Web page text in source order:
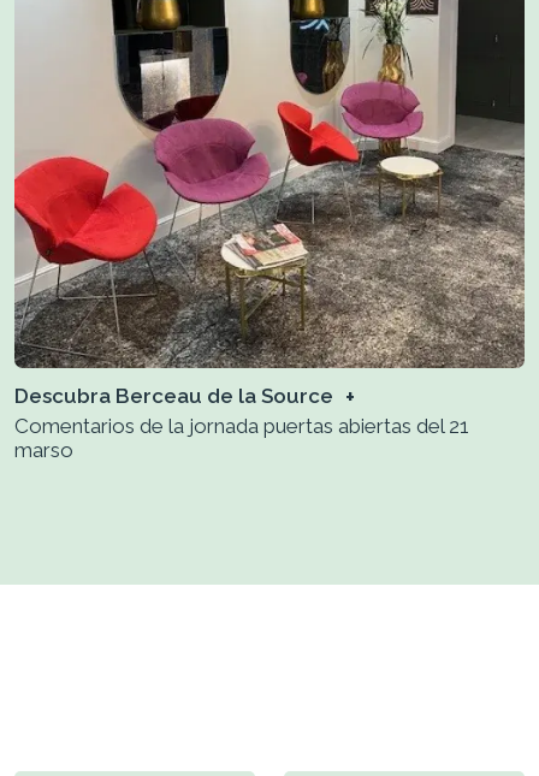
Descubra Berceau de la Source
Comentarios de la jornada puertas abiertas del 21
marso